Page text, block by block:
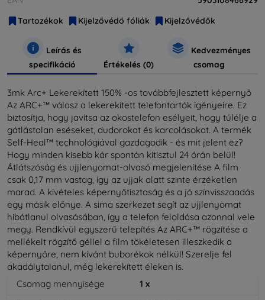
Tartozékok
Kijelzővédő fóliák Kijelzővédők
Leírás és
specifikáció
Értékelés (0)
Kedvezményes
csomag
3mk Arc+ Lekerekített 150% -os továbbfejlesztett képernyő
Az ARC+™ válasz a lekerekített telefontartók igényeire. Ez
biztosítja, hogy javítsa az okostelefon esélyeit, hogy túlélje a
gátlástalan eséseket, dudorokat és karcolásokat. A termék
Self-Heal™ technológiával gazdagodik - és mit jelent ez?
Hogy minden kisebb kár spontán kitisztul 24 órán belül!
Átlátszóság és ujjlenyomat-olvasó megjelenítése A film
csak 0,17 mm vastag, így az ujjak alatt szinte érzéketlen
marad. A kivételes képernyőtisztaság és a jó színvisszaadás
egy másik előnye. A sima szerkezet segít az ujjlenyomat
hibátlanul olvasásában, így a telefon feloldása azonnal vele
megy. Rendkívül egyszerű telepítés Az ARC+™ rögzítése a
mellékelt rögzítő géllel a film tökéletesen illeszkedik a
képernyőre, nem kívánt buborékok nélkül! Szerelje fel
akadálytalanul, még lekerekített éleken is.
Csomag mennyisége
1 x